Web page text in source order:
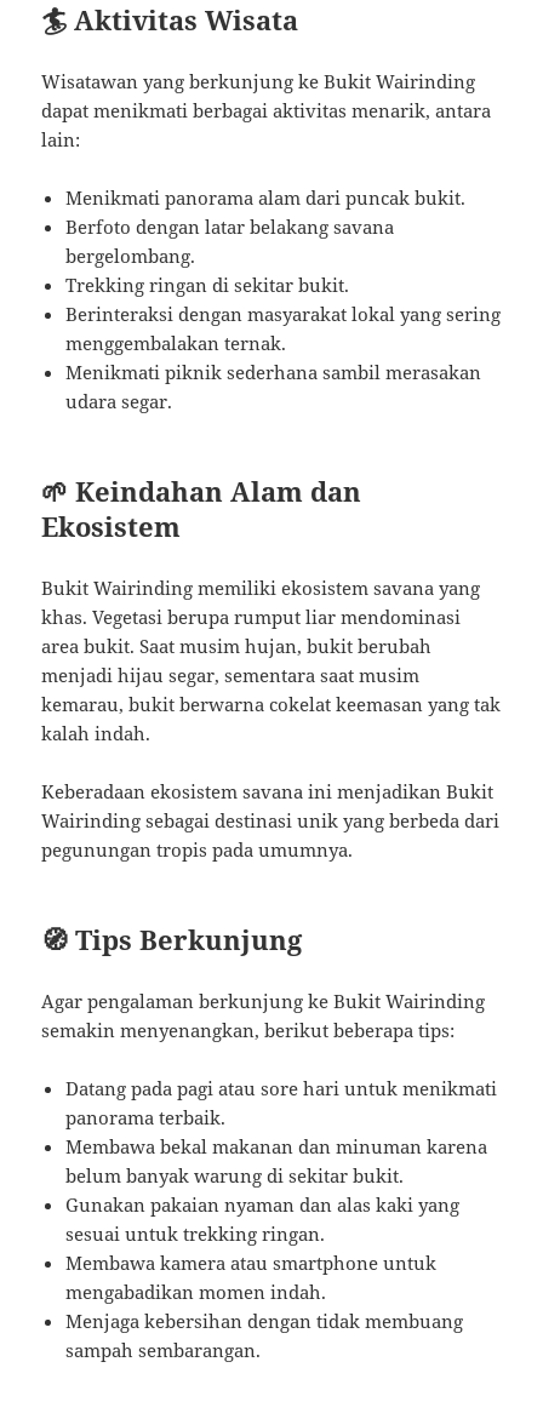
🏄 Aktivitas Wisata
Wisatawan yang berkunjung ke Bukit Wairinding
dapat menikmati berbagai aktivitas menarik, antara
lain:
Menikmati panorama alam dari puncak bukit.
Berfoto dengan latar belakang savana
bergelombang.
Trekking ringan di sekitar bukit.
Berinteraksi dengan masyarakat lokal yang sering
menggembalakan ternak.
Menikmati piknik sederhana sambil merasakan
udara segar.
🌱 Keindahan Alam dan
Ekosistem
Bukit Wairinding memiliki ekosistem savana yang
khas. Vegetasi berupa rumput liar mendominasi
area bukit. Saat musim hujan, bukit berubah
menjadi hijau segar, sementara saat musim
kemarau, bukit berwarna cokelat keemasan yang tak
kalah indah.
Keberadaan ekosistem savana ini menjadikan Bukit
Wairinding sebagai destinasi unik yang berbeda dari
pegunungan tropis pada umumnya.
🧭 Tips Berkunjung
Agar pengalaman berkunjung ke Bukit Wairinding
semakin menyenangkan, berikut beberapa tips:
Datang pada pagi atau sore hari untuk menikmati
panorama terbaik.
Membawa bekal makanan dan minuman karena
belum banyak warung di sekitar bukit.
Gunakan pakaian nyaman dan alas kaki yang
sesuai untuk trekking ringan.
Membawa kamera atau smartphone untuk
mengabadikan momen indah.
Menjaga kebersihan dengan tidak membuang
sampah sembarangan.